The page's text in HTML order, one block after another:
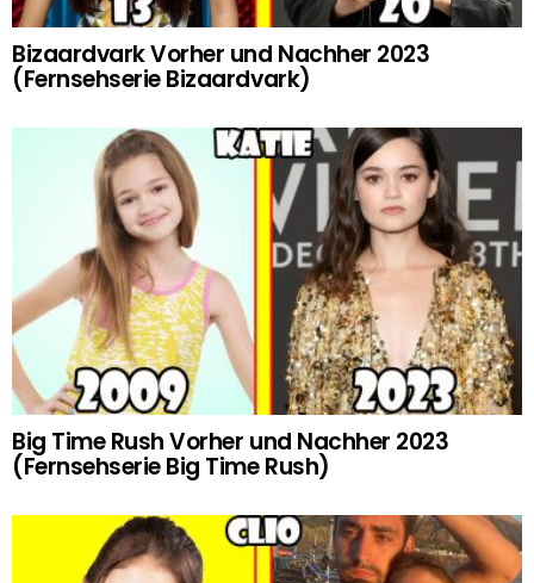
Bizaardvark Vorher und Nachher 2023
(Fernsehserie Bizaardvark)
Big Time Rush Vorher und Nachher 2023
(Fernsehserie Big Time Rush)